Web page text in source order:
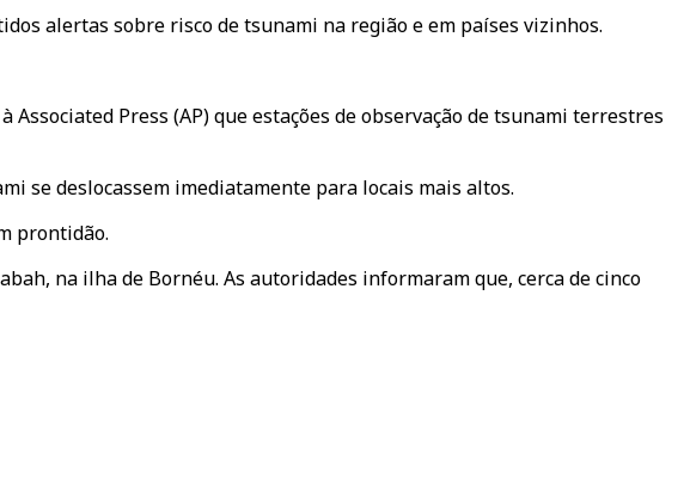
alertas sobre risco de tsunami na região e em países vizinhos.
Press (AP) que estações de observação de tsunami terrestres
se deslocassem imediatamente para locais mais altos.
prontidão.
na ilha de Bornéu. As autoridades informaram que, cerca de cinco